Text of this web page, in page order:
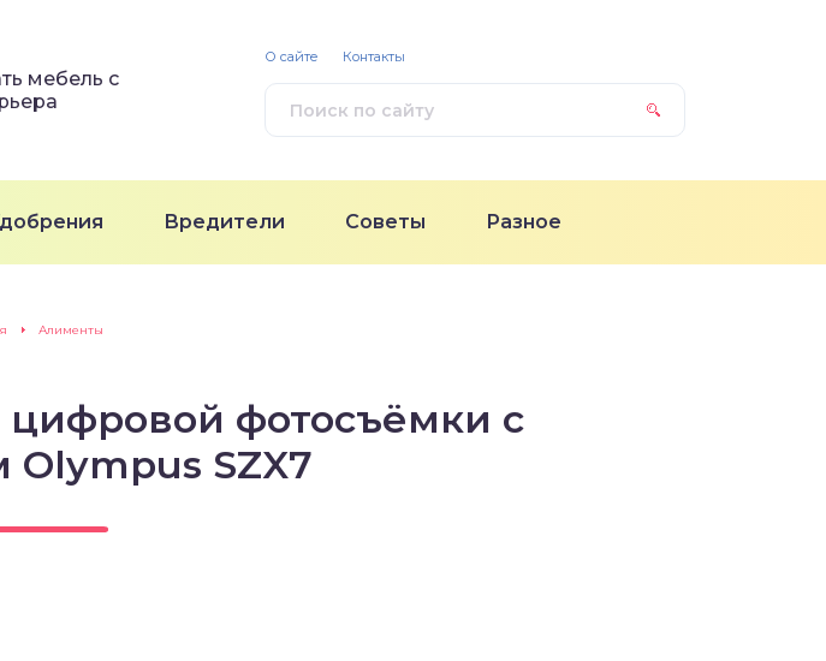
мебель с
Вредители Советы Разное
О сайте Контакты
Алименты
фотосъёмки с
SZX7